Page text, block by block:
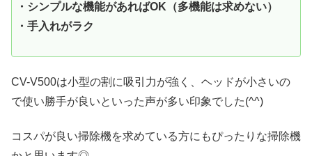
・シンプルな機能があればOK（多機能は求めない）
・手入れがラク
CV-V500は小型の割に吸引力が強く、ヘッドが小さいの
で使い勝手が良いといった声が多い印象でした(^^)
コスパが良い掃除機を求めている方にもぴったりな掃除機